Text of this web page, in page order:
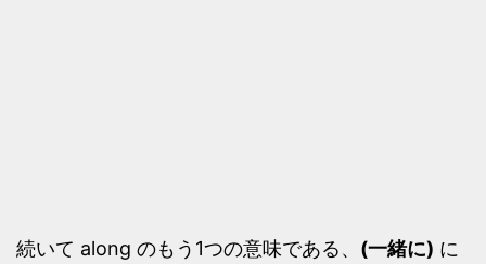
続いて along のもう1つの意味である、 (一緒に) に